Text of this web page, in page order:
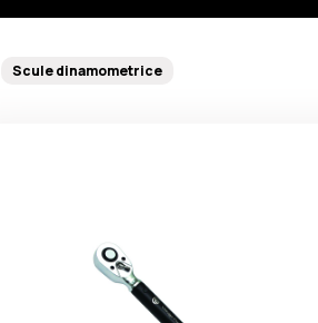
Scule dinamometrice